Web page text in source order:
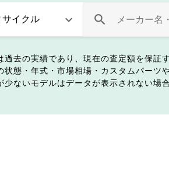
過去の実績であり、現在の査定額を保証
状態・年式・市場相場・カスタムパーツ
少ないモデルはデータが表示されない場